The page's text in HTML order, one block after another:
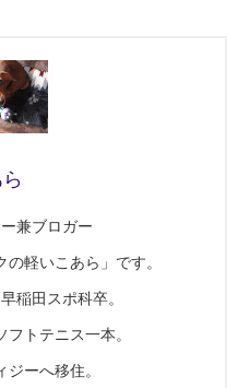
兼ブロガー
軽いこあら」です。
稲田スポ科卒。
トテニス一本。
ーへ移住。